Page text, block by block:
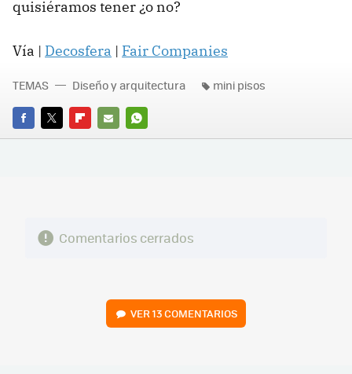
quisiéramos tener ¿o no?
Vía | Decosfera | Fair Companies
FACEBOOK
TWITTERFLIPBOARD
E-
WHATSAPP
TEMAS Diseño y arquitectura mini pisos
Comentarios cerrados
VER13 COMENTARIOS